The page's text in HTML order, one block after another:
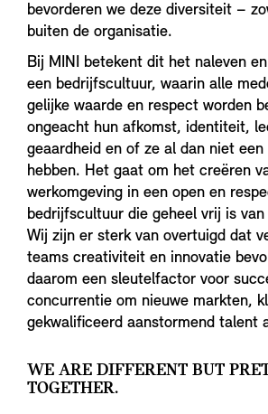
bevorderen we deze diversiteit –
buiten de organisatie.
Bij MINI betekent dit het naleven
een bedrijfscultuur, waarin alle
gelijke waarde en respect worden
ongeacht hun afkomst, identiteit,
geaardheid en of ze al dan niet een
hebben. Het gaat om het creëren
werkomgeving in een open en
bedrijfscultuur die geheel vrij is van
Wij zijn er sterk van overtuigd dat
teams creativiteit en innovatie
daarom een sleutelfactor voor
concurrentie om nieuwe markten,
gekwalificeerd aanstormend talent
WE ARE DIFFERENT BUT
TOGETHER.